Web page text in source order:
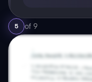
5 of 9